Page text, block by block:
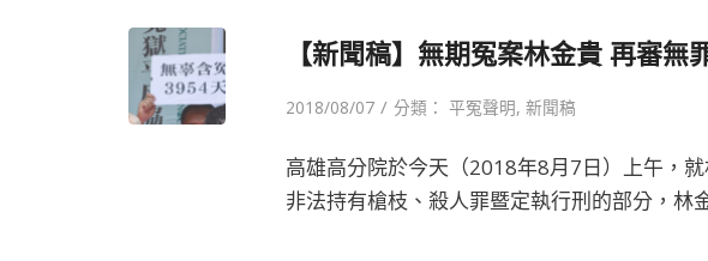
【新聞稿】無期冤案林金貴 再審無
2018/08/07 / 分類： 平冤聲明, 新聞稿
高雄高分院於今天（2018年8月7日）上午，
非法持有槍枝、殺人罪暨定執行刑的部分，林